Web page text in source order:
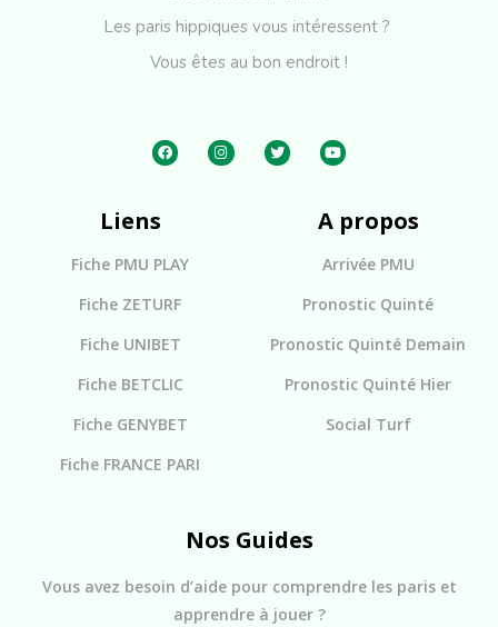
Les paris hippiques vous intéressent ?
Vous êtes au bon endroit !
Liens
Fiche PMU PLAY
Fiche ZETURF
Fiche UNIBET
Fiche BETCLIC
Fiche GENYBET
Fiche FRANCE PARI
A propos
Arrivée PMU
Pronostic Quinté
Pronostic Quinté Demain
Pronostic Quinté Hier
Social Turf
Nos Guides
Vous avez besoin d’aide pour comprendre les paris et
apprendre à jouer ?